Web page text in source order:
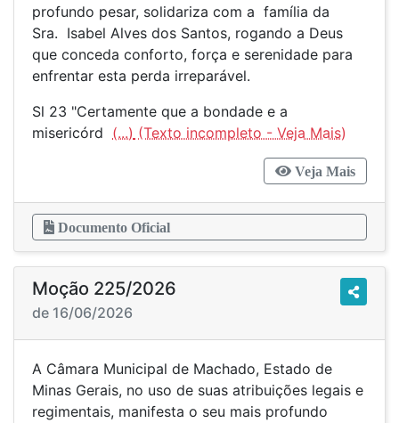
profundo pesar, solidariza com a família da
Sra. Isabel Alves dos Santos, rogando a Deus
que conceda conforto, força e serenidade para
enfrentar esta perda irreparável.
Sl 23 "Certamente que a bondade e a
misericórd (...)
Veja Mais
Documento Oficial
Moção 225/2026
de 16/06/2026
A Câmara Municipal de Machado, Estado de
Minas Gerais, no uso de suas atribuições legais e
regimentais, manifesta o seu mais profundo